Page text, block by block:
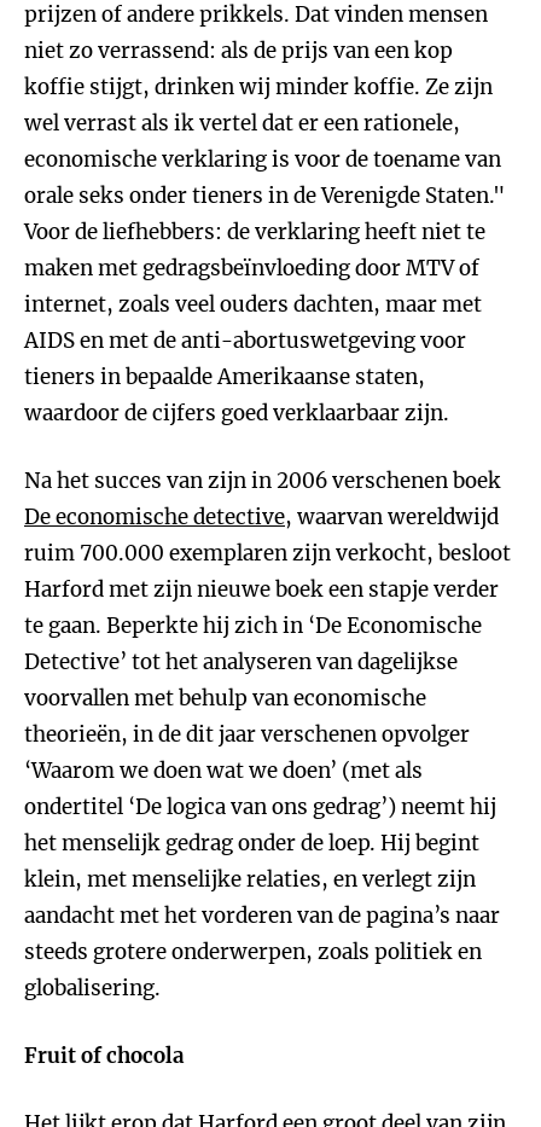
prijzen of andere prikkels. Dat vinden mensen
niet zo verrassend: als de prijs van een kop
koffie stijgt, drinken wij minder koffie. Ze zijn
wel verrast als ik vertel dat er een rationele,
economische verklaring is voor de toename van
orale seks onder tieners in de Verenigde Staten."
Voor de liefhebbers: de verklaring heeft niet te
maken met gedragsbeïnvloeding door MTV of
internet, zoals veel ouders dachten, maar met
AIDS en met de anti-abortuswetgeving voor
tieners in bepaalde Amerikaanse staten,
waardoor de cijfers goed verklaarbaar zijn.
Na het succes van zijn in 2006 verschenen boek
De economische detective, waarvan wereldwijd
ruim 700.000 exemplaren zijn verkocht, besloot
Harford met zijn nieuwe boek een stapje verder
te gaan. Beperkte hij zich in ‘De Economische
Detective’ tot het analyseren van dagelijkse
voorvallen met behulp van economische
theorieën, in de dit jaar verschenen opvolger
‘Waarom we doen wat we doen’ (met als
ondertitel ‘De logica van ons gedrag’) neemt hij
het menselijk gedrag onder de loep. Hij begint
klein, met menselijke relaties, en verlegt zijn
aandacht met het vorderen van de pagina’s naar
steeds grotere onderwerpen, zoals politiek en
globalisering.
Fruit of chocola